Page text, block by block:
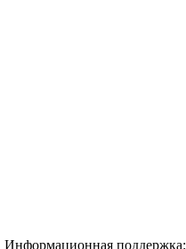
Информационная поддержка: